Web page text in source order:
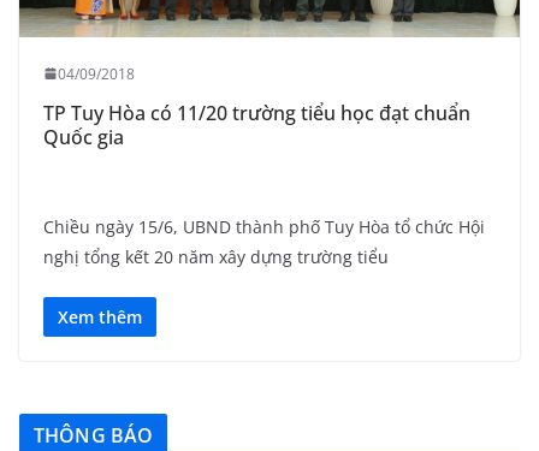
04/09/2018
TP Tuy Hòa có 11/20 trường tiểu học đạt chuẩn
Quốc gia
Chiều ngày 15/6, UBND thành phố Tuy Hòa tổ chức Hội
nghị tổng kết 20 năm xây dựng trường tiểu
Xem thêm
THÔNG BÁO